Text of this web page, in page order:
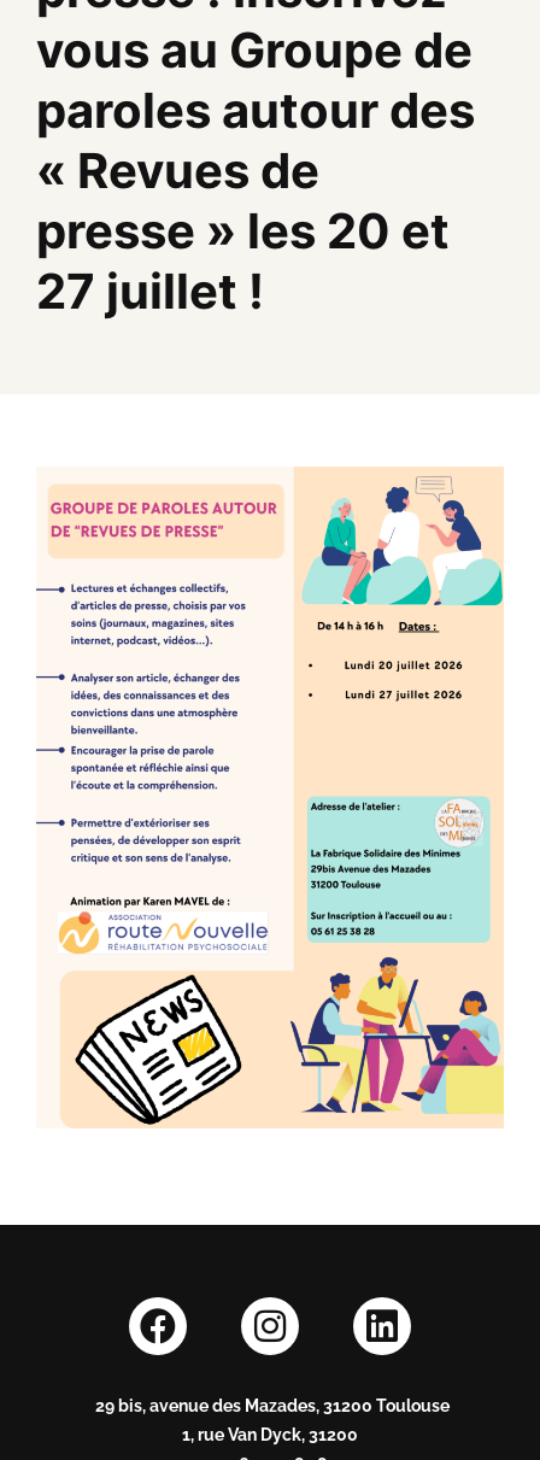
vous au Groupe de
paroles autour des
« Revues de
presse » les 20 et
27 juillet !
29 bis, avenue des Mazades, 31200 Toulouse
1, rue Van Dyck, 31200